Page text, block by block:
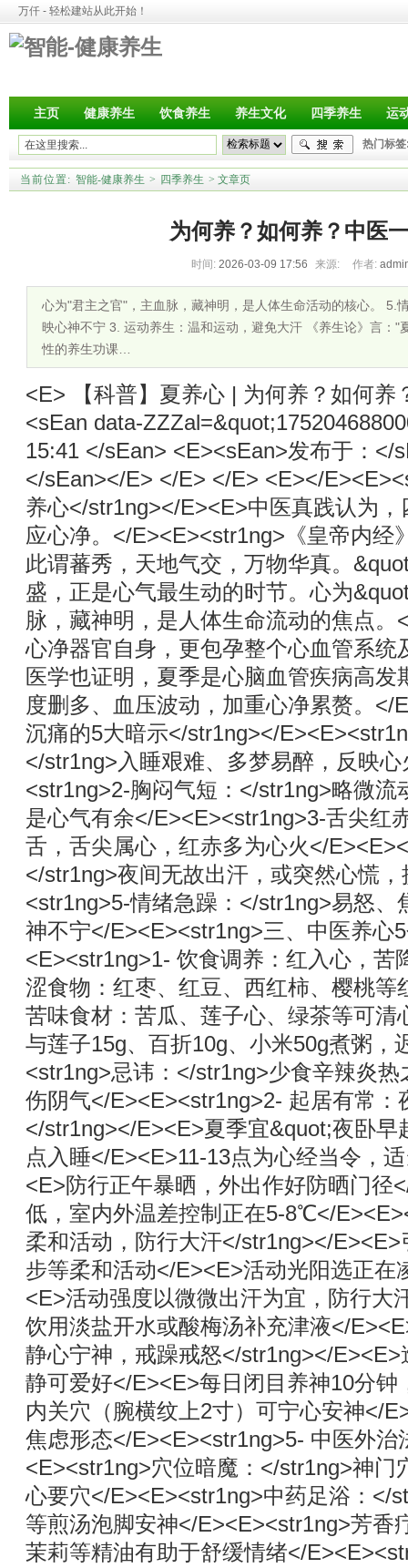
万仟 - 轻松建站从此开始！
主页 健康养生 饮食养生 养生文化 四季养生 运
热门标
当前位置: 智能-健康养生 > 四季养生 > 文章页
为何养？如何养？中医
时间: 2026-03-09 17:56 来源: 作者:
心为"君主之官"，主血脉，藏神明，是人体生命活动的核心。 5.
映心神不宁 3. 运动养生：温和运动，避免大汗 《养生论》言："
性的养生功课…
<E> 【科普】夏养心 | 为何养？如何养
<sEan data-
15:41 </sEan> <E><sEan>发布于：</
</sEan></E> </E> </E> <E></
养心</str1ng></E><E>中医真践认为
应心净。</E><E><str1ng>《皇帝内经
此谓蕃秀，天地气交，万物华真。
盛，正是心气最生动的时节。心为
脉，藏神明，是人体生命流动的焦点。
心净器官自身，更包孕整个心血管系统
医学也证明，夏季是心脑血管疾病高发
度删多、血压波动，加重心净累赘。</
沉痛的5大暗示</str1ng></
</str1ng>入睡艰难、多梦易醉，反映
<str1ng>2-胸闷气短：</str1ng>略微流
是心气有余</E><E><str1ng>3-舌尖红
舌，舌尖属心，红赤多为心火</
</str1ng>夜间无故出汗，或突然心慌
<str1ng>5-情绪急躁：</str1ng>易怒、
神不宁</E><E><str1ng>三、中医养心
<E><str1ng>1- 饮食调养：红入心，苦
涩食物：红枣、红豆、西红柿、樱桃等
苦味食材：苦瓜、莲子心、绿茶等可清
与莲子15g、百折10g、小米50g煮粥，
<str1ng>忌讳：</str1ng>少食辛辣炎
伤阴气</E><E><str1ng>2- 起居有常：
</str1ng></E><E>夏季宜&quot;夜卧早
点入睡</E><E>11-13点为心经当令，
<E>防行正午暴晒，外出作好防晒门径
低，室内外温差控制正在5-8℃</
柔和活动，防行大汗</str1ng></
步等柔和活动</E><E>活动光阳选正在
<E>活动强度以微微出汗为宜，防行大
饮用淡盐开水或酸梅汤补充津液</
静心宁神，戒躁戒怒</str1ng></
静可爱好</E><E>每日闭目养神10分
内关穴（腕横纹上2寸）可宁心安神</
焦虑形态</E><E><str1ng>5- 中医外治
<E><str1ng>穴位暗魔：</str1ng>神门
心要穴</E><E><str1ng>中药足浴：</
等煎汤泡脚安神</E><E><str1ng>芳香
茉莉等精油有助于舒缓情绪</